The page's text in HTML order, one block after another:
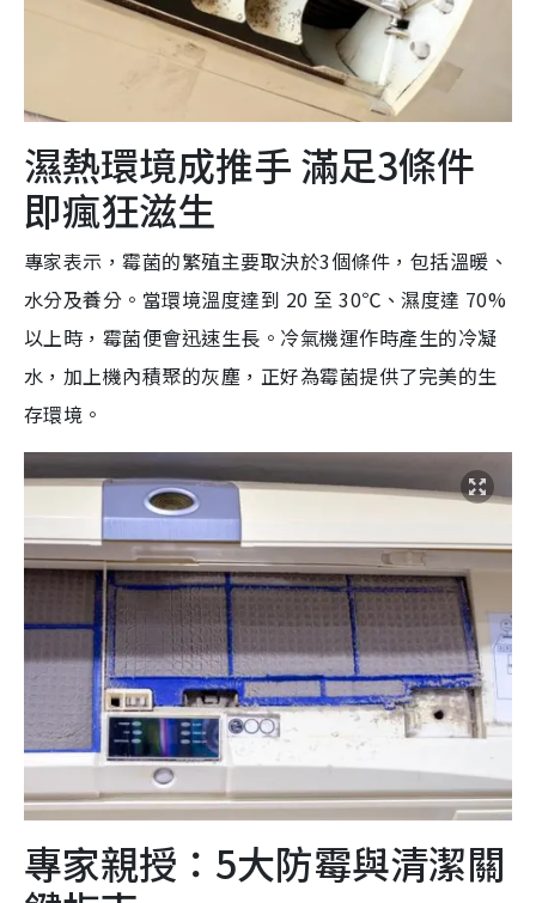
濕熱環境成推手 滿足3條件
即瘋狂滋生
專家表示，霉菌的繁殖主要取決於3個條件，包括溫暖、
水分及養分。當環境溫度達到 20 至 30℃、濕度達 70%
以上時，霉菌便會迅速生長。冷氣機運作時產生的冷凝
水，加上機內積聚的灰塵，正好為霉菌提供了完美的生
存環境。
專家親授：5大防霉與清潔關